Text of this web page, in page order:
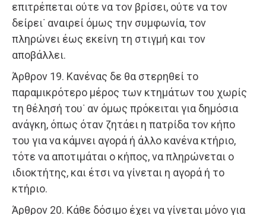
επιτρέπεται ούτε να τον βρίσει, ούτε να τον
δείρει˙ αναιρεί όμως την συμφωνία, τον
πληρώνει έως εκείνη τη στιγμή και τον
αποβάλλει.
Άρθρον 19. Κανένας δε θα στερηθεί το
παραμικρότερο μέρος των κτημάτων του χωρίς
τη θέλησή του˙ αν όμως πρόκειται για δημόσια
ανάγκη, όπως όταν ζητάει η πατρίδα τον κήπο
του για να κάμνει αγορά ή άλλο κανένα κτήριο,
τότε να αποτιμάται ο κήπος, να πληρώνεται ο
ιδιοκτήτης, και έτσι να γίνεται η αγορά ή το
κτήριο.
Άρθρον 20. Κάθε δόσιμο έχει να γίνεται μόνο για